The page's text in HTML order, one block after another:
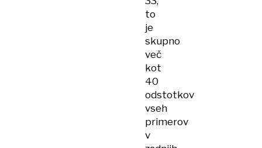
to
je
skupno
več
kot
40
odstotkov
vseh
primerov
v